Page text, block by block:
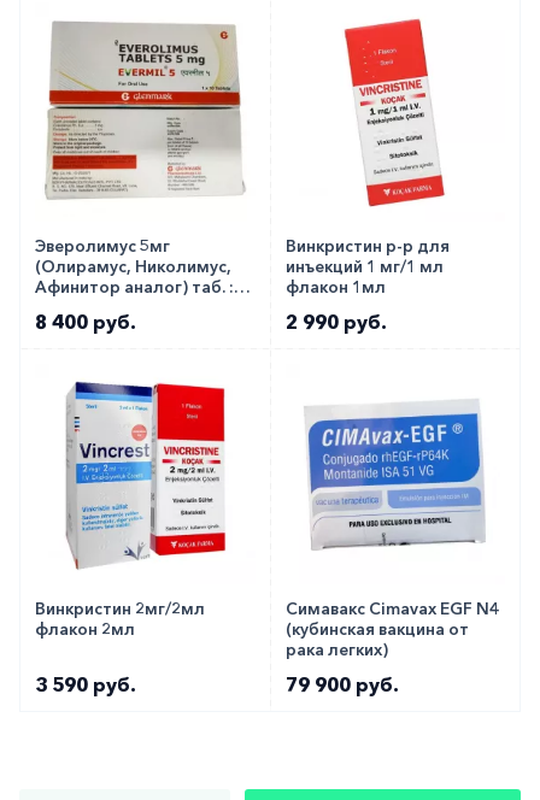
Эверолимус 5мг
(Олирамус, Николимус,
Афинитор аналог) таб. ::
8 400 руб.
Винкристин р-р для
инъекций 1 мг/1 мл
флакон 1мл
2 990 руб.
Винкристин 2мг/2мл
флакон 2мл
3 590 руб.
Симавакс Cimavax EGF N4
(кубинская вакцина от
рака легких)
79 900 руб.